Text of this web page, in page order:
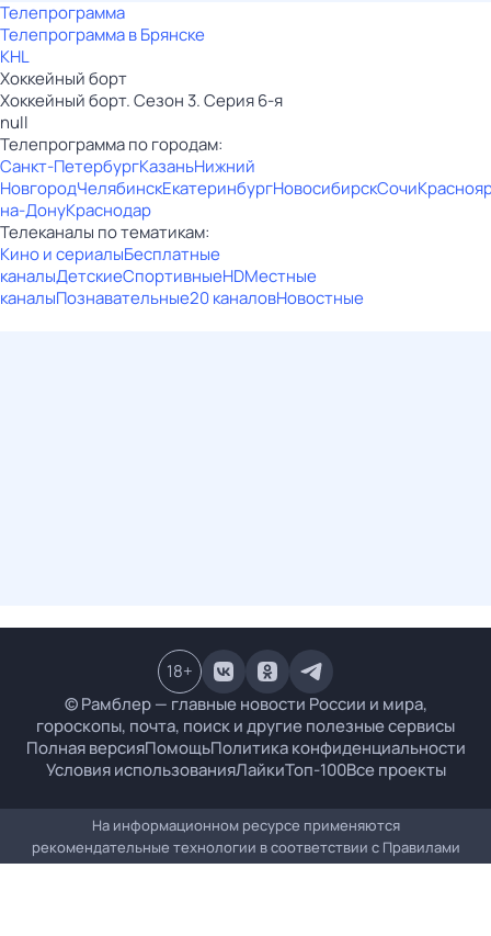
Телепрограмма
Телепрограмма в Брянске
KHL
Хоккейный борт
Хоккейный борт. Сезон 3. Серия 6-я
null
Телепрограмма по городам:
Санкт-ПетербургКазаньНижний
НовгородЧелябинскЕкатеринбургНовосибирскСочи
на-ДонуКраснодар
Телеканалы по тематикам:
Кино и сериалыБесплатные
каналыДетскиеСпортивныеHDМестные
каналыПознавательные20 каналовНовостные
© Рамблер — главные новости России и мира,
гороскопы, почта, поиск и другие полезные сервисы
Полная версияПомощьПолитика конфиденциальности
Условия использованияЛайкиТоп-100Все проекты
18+
На информационном ресурсе применяются
рекомендательные технологии в соответствии с Правилами